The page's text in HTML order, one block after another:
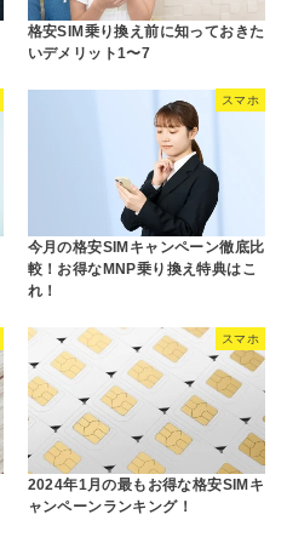
格安SIM乗り換え前に知っておきた
いデメリット1〜7
スマホ
今月の格安SIMキャンペーン徹底比
較！お得なMNP乗り換え特典はこ
れ！
スマホ
2024年1月の最もお得な格安SIMキ
ャンペーンランキング！